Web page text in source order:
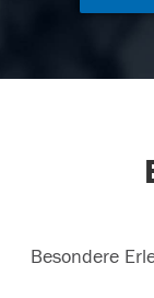
Besondere